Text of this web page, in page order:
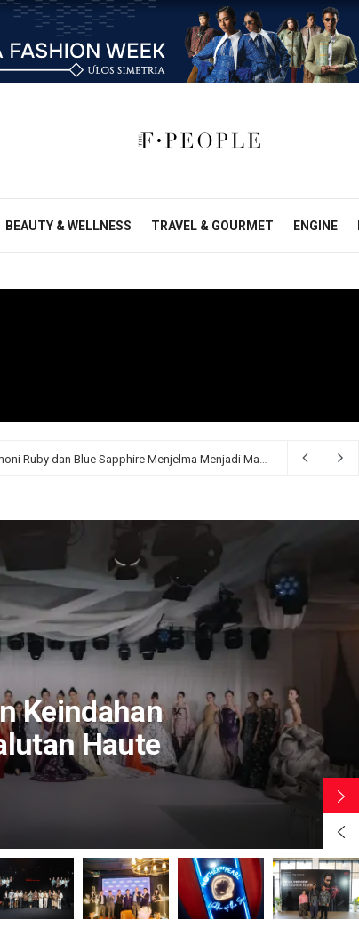
BEAUTY & WELLNESS TRAVEL & GOURMET ENGINE
Keindahan
Haute